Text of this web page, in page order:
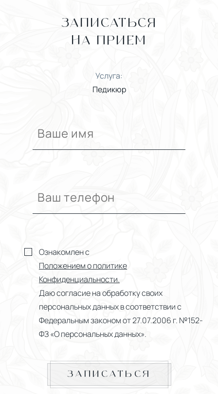
ЗАПИСАТЬСЯ
НА ПРИЕМ
Услуга:
Педикюр
Ознакомлен с
Положением о политике
Конфиденциальности.
Даю согласие на обработку своих
персональных данных в соответствии с
Федеральным законом от 27.07.2006 г. №152-
ФЗ «О персональных данных».
ЗАПИСАТЬСЯ